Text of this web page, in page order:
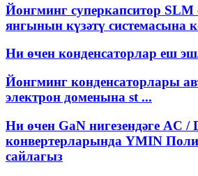
Йонгминг суперкапситор SLM
янгынын күзәтү системасына
Ни өчен конденсаторлар еш
Йонгминг конденсаторлары
электрон доменына st ...
Ни өчен GaN нигезендәге AC /
конвертерларында YMIN
сайлагыз